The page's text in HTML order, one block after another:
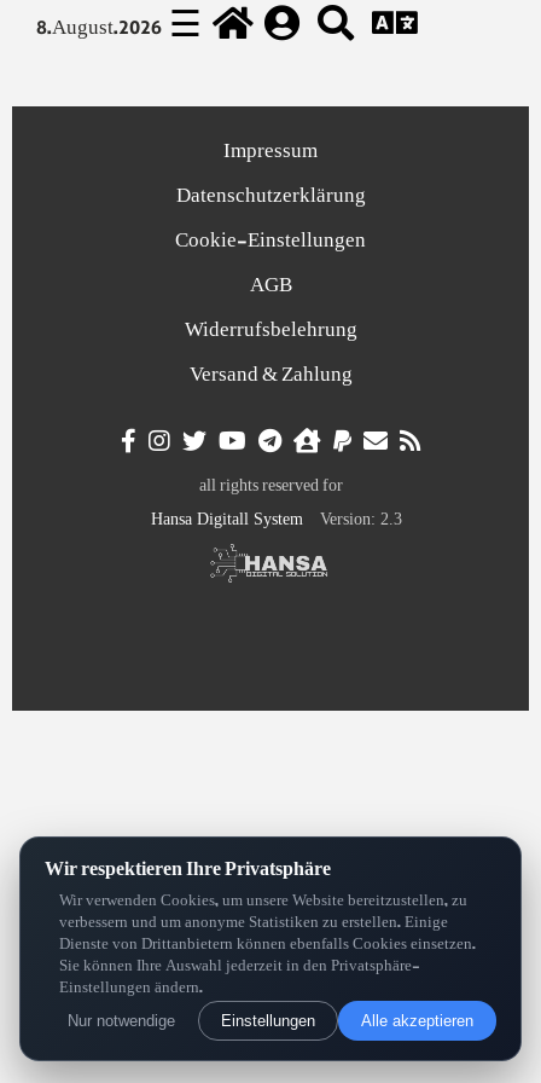
☰
8.August.2026
Impressum
Datenschutzerklärung
Cookie-Einstellungen
AGB
Widerrufsbelehrung
Versand & Zahlung
all rights reserved for
Hansa Digitall System Version: 2.3
Wir respektieren Ihre Privatsphäre
Wir verwenden Cookies, um unsere Website bereitzustellen, zu
verbessern und um anonyme Statistiken zu erstellen. Einige
Dienste von Drittanbietern können ebenfalls Cookies einsetzen.
Sie können Ihre Auswahl jederzeit in den Privatsphäre-
Einstellungen ändern.